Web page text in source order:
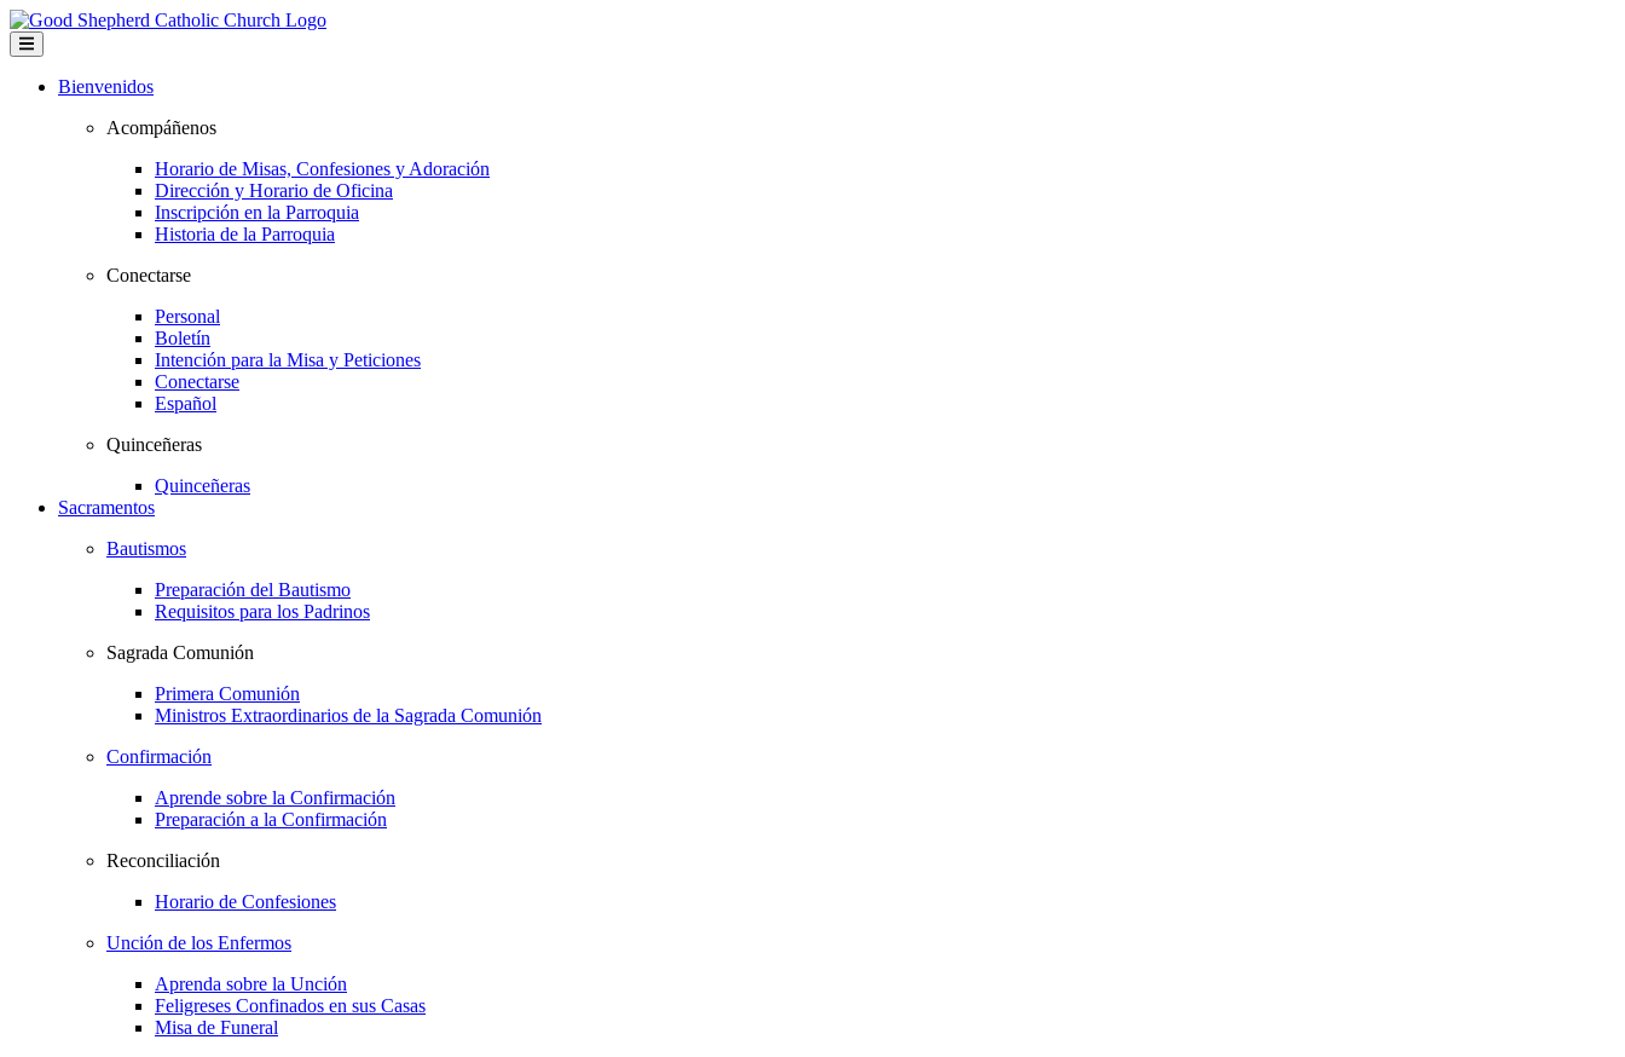
Bienvenidos
Acompáñenos
Horario de Misas, Confesiones y Adoración
Dirección y Horario de Oficina
Inscripción en la Parroquia
Historia de la Parroquia
Conectarse
Personal
Boletín
Intención para la Misa y Peticiones
Conectarse
Español
Quinceñeras
Quinceñeras
Sacramentos
Bautismos
Preparación del Bautismo
Requisitos para los Padrinos
Sagrada Comunión
Primera Comunión
Ministros Extraordinarios de la Sagrada Comunión
Confirmación
Aprende sobre la Confirmación
Preparación a la Confirmación
Reconciliación
Horario de Confesiones
Unción de los Enfermos
Aprenda sobre la Unción
Feligreses Confinados en sus Casas
Misa de Funeral